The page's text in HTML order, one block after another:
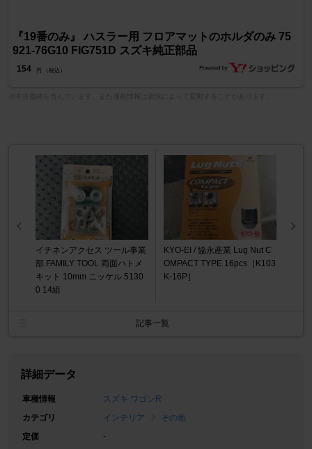
『19番のみ』 ハスラー用 フロアマットのホルダのみ 75
921-76G10 FIG751D スズキ純正部品
154 円 （税込）
イチネンアクセス ツール事業
部 FAMILY TOOL 両面ハトメ
キット 10mm ニッケル 5130
0 14組
KYO-EI / 協永産業 Lug Nut C
OMPACT TYPE 16pcs［K103
K-16P］
記事一覧
詳細データ
車種情報
スズキ ワゴンR
カテゴリ
インテリア
その他
定価
-